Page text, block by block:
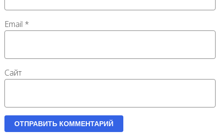
Email *
Сайт